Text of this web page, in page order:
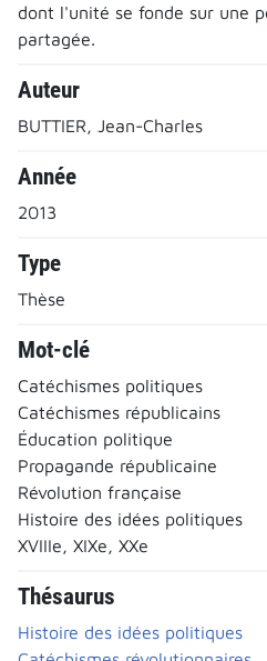
dont l'unité se fonde sur une
partagée.
Auteur
BUTTIER, Jean-Charles
Année
2013
Type
Thèse
Mot-clé
Catéchismes politiques
Catéchismes républicains
Éducation politique
Propagande républicaine
Révolution française
Histoire des idées politiques
XVIIIe, XIXe, XXe
Thésaurus
Histoire des idées politiques